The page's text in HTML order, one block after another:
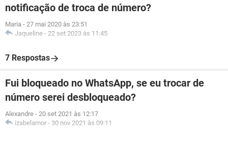
notificação de troca de número?
Maria - 27 mai 2020 às 23:51
Jaqueline - 22 set 2023 às 11:45
7 Respostas
Fui bloqueado no WhatsApp, se eu trocar de
número serei desbloqueado?
Alexandre - 20 set 2021 às 12:17
izabelamor - 30 nov 2021 às 09:11